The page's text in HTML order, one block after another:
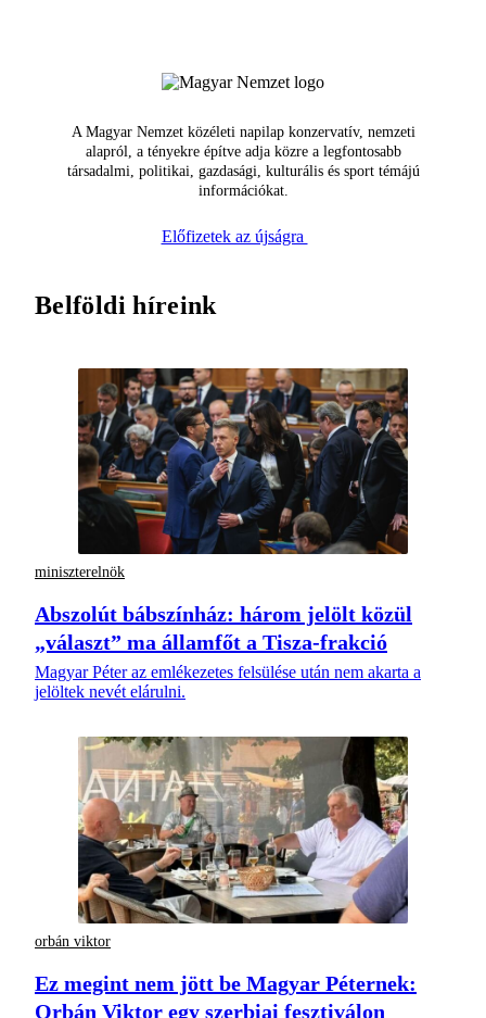
A Magyar Nemzet közéleti napilap konzervatív, nemzeti
alapról, a tényekre építve adja közre a legfontosabb
társadalmi, politikai, gazdasági, kulturális és sport témájú
információkat.
Előfizetek az újságra
Belföldi híreink
miniszterelnök
Abszolút bábszínház: három jelölt közül
„választ” ma államfőt a Tisza-frakció
Magyar Péter az emlékezetes felsülése után nem akarta a
jelöltek nevét elárulni.
orbán viktor
Ez megint nem jött be Magyar Péternek:
Orbán Viktor egy szerbiai fesztiválon